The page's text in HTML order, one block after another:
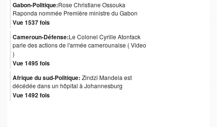
Gabon-Politique:Rose Christiane Ossouka
Raponda nommée Première ministre du Gabon
Vue 1537 fois
Cameroun-Défense:Le Colonel Cyrille Atonfack
parle des actions de l'armée camerounaise ( Video
)
Vue 1495 fois
Afrique du sud-Politique: Zindzi Mandela est
décédée dans un hôpital à Johannesburg
Vue 1492 fois